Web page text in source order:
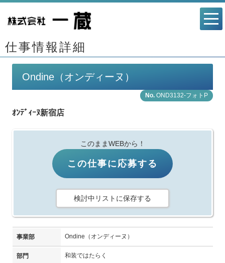
仕事情報詳細
Ondine（オンディーヌ）
OND3132-フォトP
ｵﾝﾃﾞｨｰﾇ新宿店
このままWEBから！
この仕事に応募する
検討中リストに保存する
事業部 Ondine（オンディーヌ）
部門 和装ではたらく